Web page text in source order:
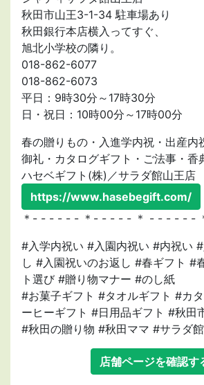
秋田市山王3-1-34 駐車場あり
秋田銀行本店横入ってすぐ、
旭北小学校の隣り。
018-862-6077
018-862-6073
平日：9時30分～17時30分
日・祝日：10時00分～17時00分
春の贈りもの・入進学内祝・出産内
御礼・カタログギフト・ご法事・香
ハセベギフト(株)／サラダ館山王店
https://www.hasebegift.com/
＊- - - - - - ＊- - - - - ＊ - - - - - -
#入学内祝い #入園内祝い #内祝い
し #入園祝いのお返し #春ギフト #
ト選び #贈り物マナー #のし紙
#お菓子ギフト #タオルギフト #カ
ーヒーギフト #日用品ギフト #秋田
#秋田の贈り物 #秋田ママ #サラダ
店舗ページを確認す